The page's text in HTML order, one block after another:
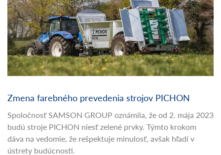
Zmena farebného prevedenia strojov PICHON
Spoločnosť SAMSON GROUP oznámila, že od 2. mája 2023
budú stroje PICHON niesť zelené prvky. Týmto krokom
dáva na vedomie, že rešpektuje minulosť, avšak hľadí v
ústrety budúcnosti.